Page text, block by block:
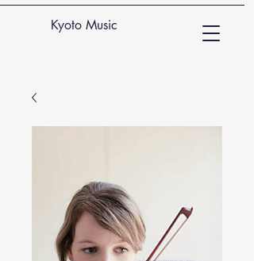
Kyoto Music